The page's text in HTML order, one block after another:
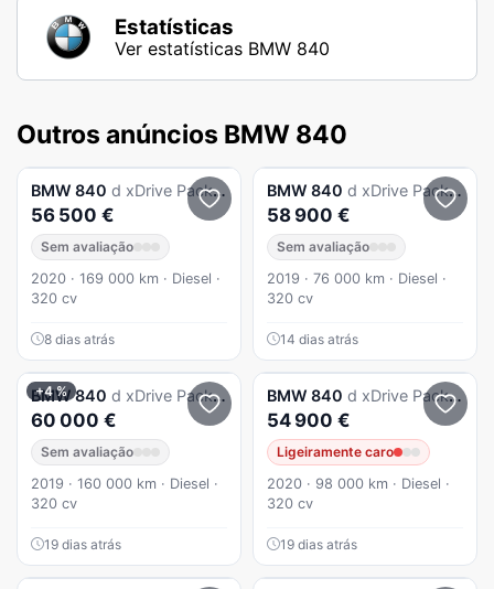
Estatísticas
Ver estatísticas BMW 840
Outros anúncios BMW 840
BMW 840 d xDrive Pack M
56 500 €
Sem avaliação
2020 · 169 000 km · Diesel ·
320 cv
8 dias atrás
BMW 840 d xDrive Pack M
58 900 €
Sem avaliação
2019 · 76 000 km · Diesel ·
320 cv
14 dias atrás
+4 %
BMW 840 d xDrive Pack M
60 000 €
Sem avaliação
2019 · 160 000 km · Diesel ·
320 cv
19 dias atrás
BMW 840 d xDrive Pack M
54 900 €
Ligeiramente caro
2020 · 98 000 km · Diesel ·
320 cv
19 dias atrás